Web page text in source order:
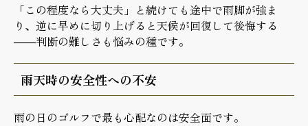
「この程度なら大丈夫」と続けても途中で雨脚が強ま
り、逆に早めに切り上げると天候が回復して後悔する
——判断の難しさも悩みの種です。
雨天時の安全性への不安
雨の日のゴルフで最も心配なのは安全面です。